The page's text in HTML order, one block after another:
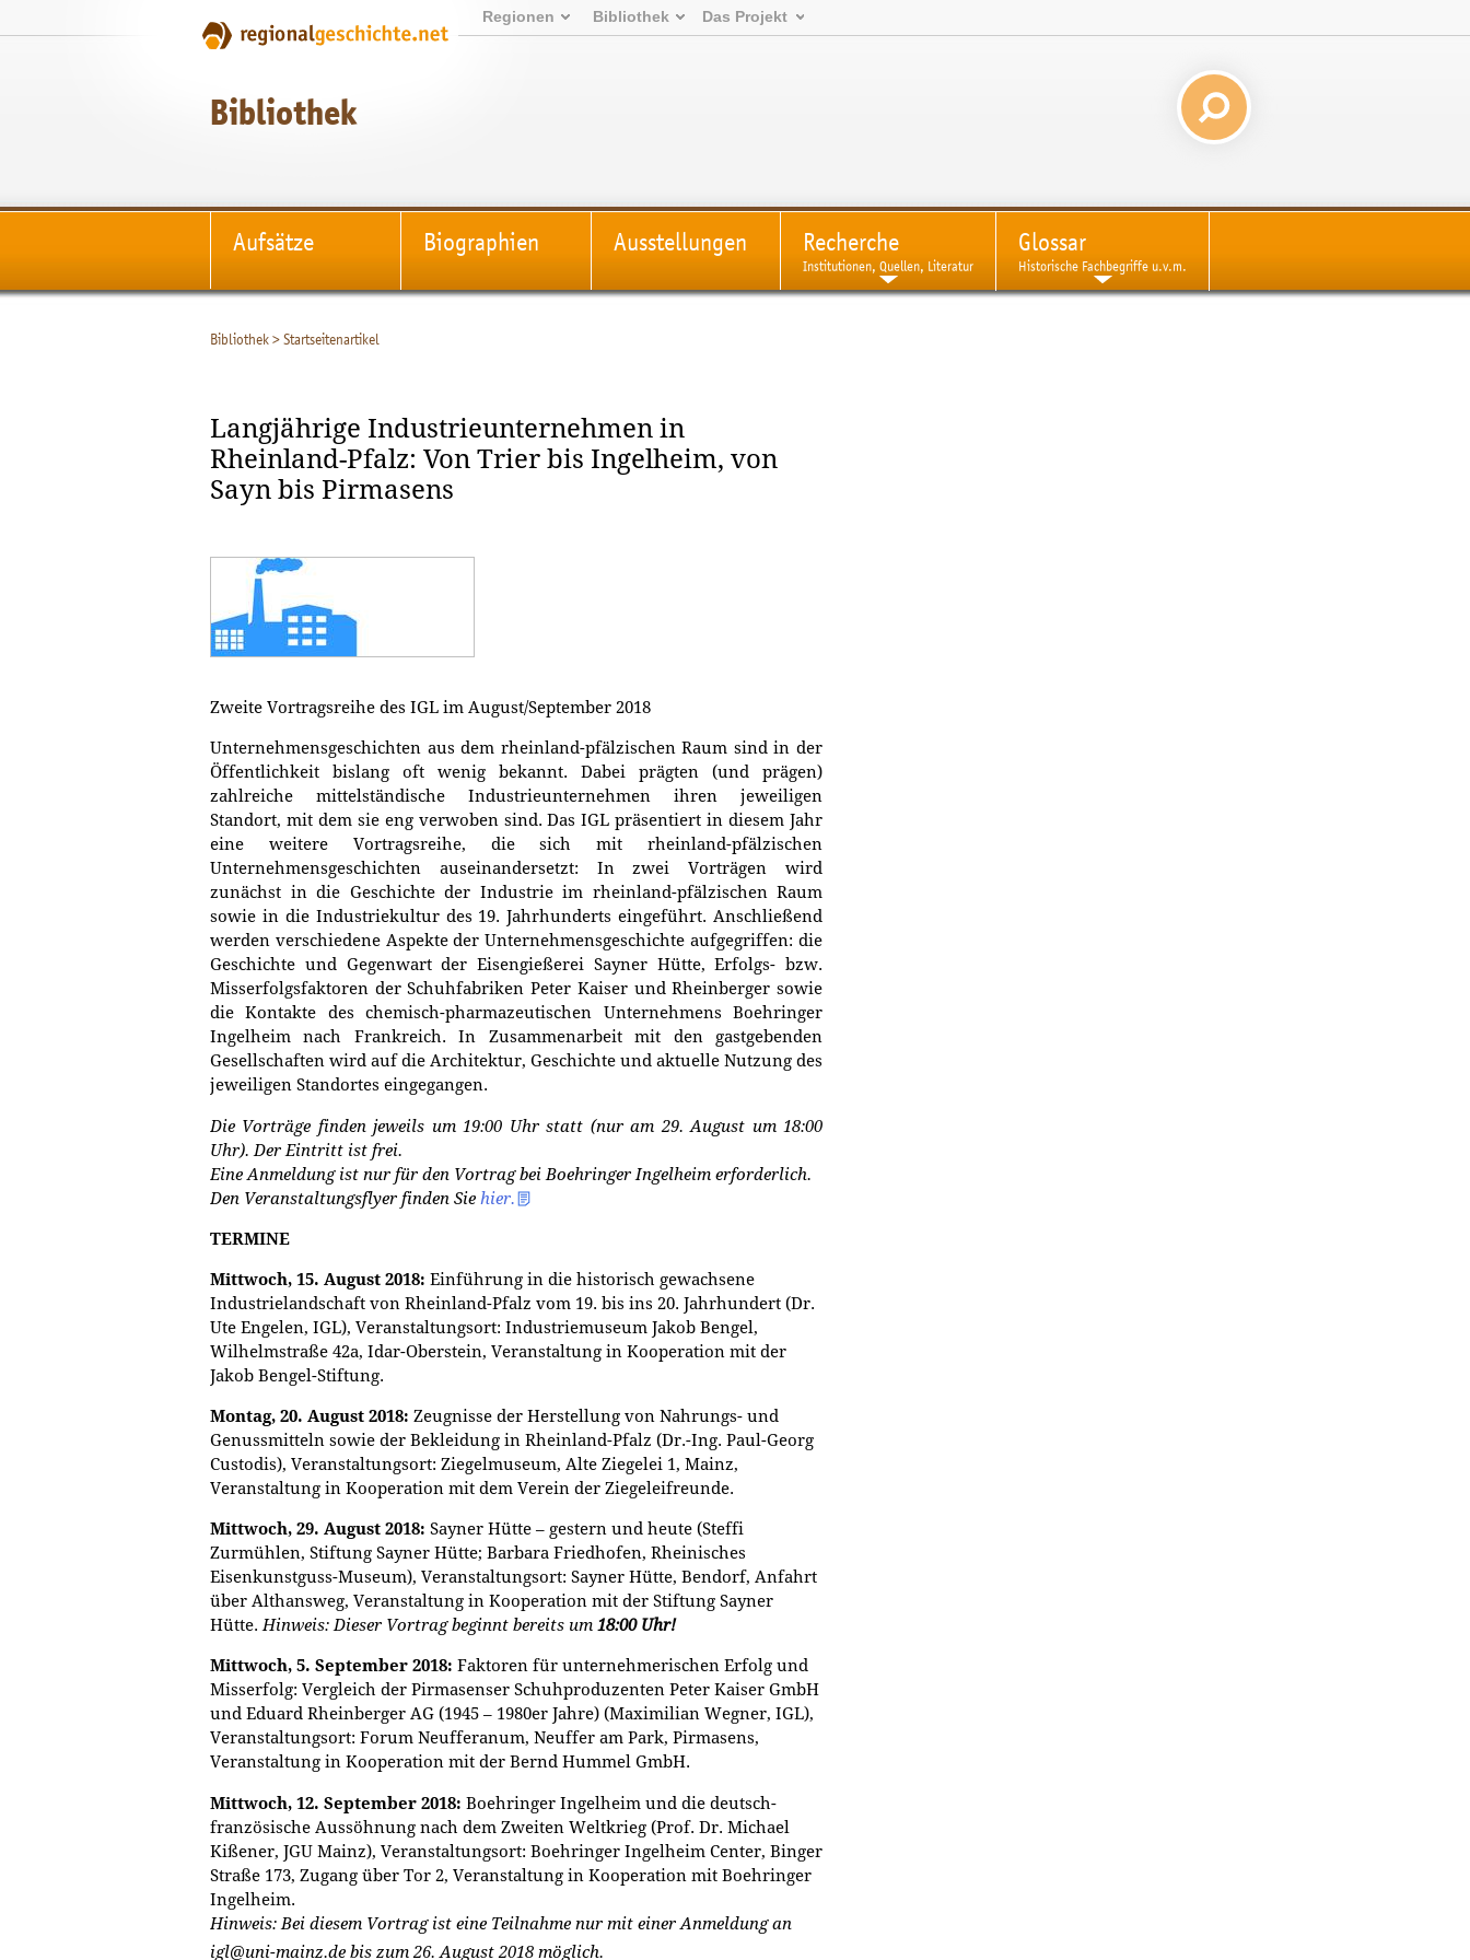
Regionen Bibliothek Das Projekt
Bibliothek
Aufsätze Biographien Ausstellungen Recherche
Institutionen, Quellen, Literatur
Glossar
Historische Fachbegriffe u.v.m.
Bibliothek>Startseitenartikel
Langjährige Industrieunternehmen in
Rheinland-Pfalz: Von Trier bis Ingelheim, von
Sayn bis Pirmasens
Zweite Vortragsreihe des IGL im August/September 2018
Unternehmensgeschichten aus dem rheinland-pfälzischen Raum sind in der
Öffentlichkeit bislang oft wenig bekannt. Dabei prägten (und prägen)
zahlreiche mittelständische Industrieunternehmen ihren jeweiligen
Standort, mit dem sie eng verwoben sind. Das IGL präsentiert in diesem Jahr
eine weitere Vortragsreihe, die sich mit rheinland-pfälzischen
Unternehmensgeschichten auseinandersetzt: In zwei Vorträgen wird
zunächst in die Geschichte der Industrie im rheinland-pfälzischen Raum
sowie in die Industriekultur des 19. Jahrhunderts eingeführt. Anschließend
werden verschiedene Aspekte der Unternehmensgeschichte aufgegriffen: die
Geschichte und Gegenwart der Eisengießerei Sayner Hütte, Erfolgs- bzw.
Misserfolgsfaktoren der Schuhfabriken Peter Kaiser und Rheinberger sowie
die Kontakte des chemisch-pharmazeutischen Unternehmens Boehringer
Ingelheim nach Frankreich. In Zusammenarbeit mit den gastgebenden
Gesellschaften wird auf die Architektur, Geschichte und aktuelle Nutzung des
jeweiligen Standortes eingegangen.
Die Vorträge finden jeweils um 19:00 Uhr statt (nur am 29. August um 18:00
Uhr). Der Eintritt ist frei.
Eine Anmeldung ist nur für den Vortrag bei Boehringer Ingelheim erforderlich.
Den Veranstaltungsflyer finden Sie hier.
TERMINE
Mittwoch, 15. August 2018: Einführung in die historisch gewachsene
Industrielandschaft von Rheinland-Pfalz vom 19. bis ins 20. Jahrhundert (Dr.
Ute Engelen, IGL), Veranstaltungsort: Industriemuseum Jakob Bengel,
Wilhelmstraße 42a, Idar-Oberstein, Veranstaltung in Kooperation mit der
Jakob Bengel-Stiftung.
Montag, 20. August 2018: Zeugnisse der Herstellung von Nahrungs- und
Genussmitteln sowie der Bekleidung in Rheinland-Pfalz (Dr.-Ing. Paul-Georg
Custodis), Veranstaltungsort: Ziegelmuseum, Alte Ziegelei 1, Mainz,
Veranstaltung in Kooperation mit dem Verein der Ziegeleifreunde.
Mittwoch, 29. August 2018: Sayner Hütte – gestern und heute (Steffi
Zurmühlen, Stiftung Sayner Hütte; Barbara Friedhofen, Rheinisches
Eisenkunstguss-Museum), Veranstaltungsort: Sayner Hütte, Bendorf, Anfahrt
über Althansweg, Veranstaltung in Kooperation mit der Stiftung Sayner
Hütte.Hinweis: Dieser Vortrag beginnt bereits um 18:00 Uhr!
Mittwoch, 5. September 2018: Faktoren für unternehmerischen Erfolg und
Misserfolg: Vergleich der Pirmasenser Schuhproduzenten Peter Kaiser GmbH
und Eduard Rheinberger AG (1945 – 1980er Jahre) (Maximilian Wegner, IGL),
Veranstaltungsort: Forum Neufferanum, Neuffer am Park, Pirmasens,
Veranstaltung in Kooperation mit der Bernd Hummel GmbH.
Mittwoch, 12. September 2018: Boehringer Ingelheim und die deutsch-
französische Aussöhnung nach dem Zweiten Weltkrieg (Prof. Dr. Michael
Kißener, JGU Mainz), Veranstaltungsort: Boehringer Ingelheim Center, Binger
Straße 173, Zugang über Tor 2, Veranstaltung in Kooperation mit Boehringer
Ingelheim.
Hinweis: Bei diesem Vortrag ist eine Teilnahme nur mit einer Anmeldung an
igl@uni-mainz.de bis zum 26. August 2018 möglich.